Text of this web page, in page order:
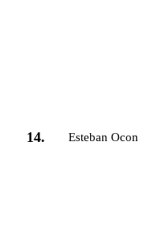
14. Esteban Ocon